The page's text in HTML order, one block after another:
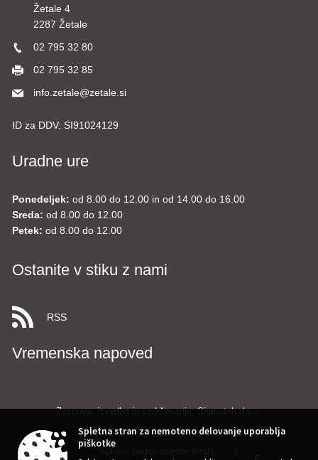
Žetale 4
2287 Žetale
02 795 32 80
02 795 32 85
info.zetale@zetale.si
ID za DDV: SI91024129
Uradne ure
Ponedeljek: od 8.00 do 12.00 in od 14.00 do 16.00
Sreda: od 8.00 do 12.00
Petek: od 8.00 do 12.00
Ostanite v stiku z nami
RSS
Vremenska napoved
Zasnova, izvedba in vzdrževanje: Sigmateh d.o.o.
Spletna stran za nemoteno delovanje uporablja
piškotke